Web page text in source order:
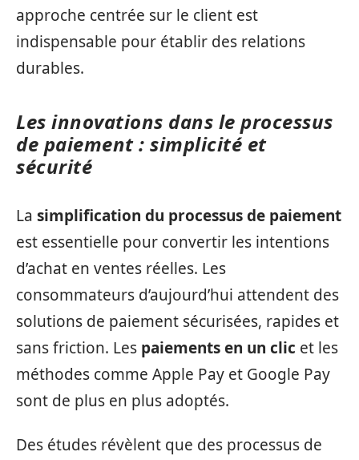
approche centrée sur le client est
indispensable pour établir des relations
durables.
Les innovations dans le processus
de paiement : simplicité et
sécurité
La simplification du processus de paiement
est essentielle pour convertir les intentions
d’achat en ventes réelles. Les
consommateurs d’aujourd’hui attendent des
solutions de paiement sécurisées, rapides et
sans friction. Les paiements en un clic et les
méthodes comme Apple Pay et Google Pay
sont de plus en plus adoptés.
Des études révèlent que des processus de